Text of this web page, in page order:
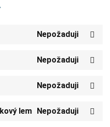
Nepožaduji
Nepožaduji
Nepožaduji
lem Nepožaduji